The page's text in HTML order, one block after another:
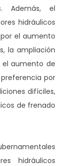
Además, el
hidráulicos
el aumento
la ampliación
el aumento de
por
difíciles,
de frenado
hidráulicos